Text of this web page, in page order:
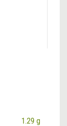
1.29 g